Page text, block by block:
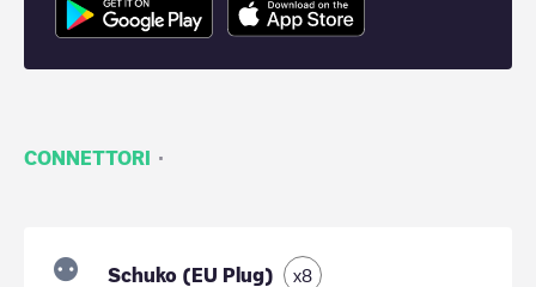
CONNETTORI ·
Schuko (EU Plug) x8